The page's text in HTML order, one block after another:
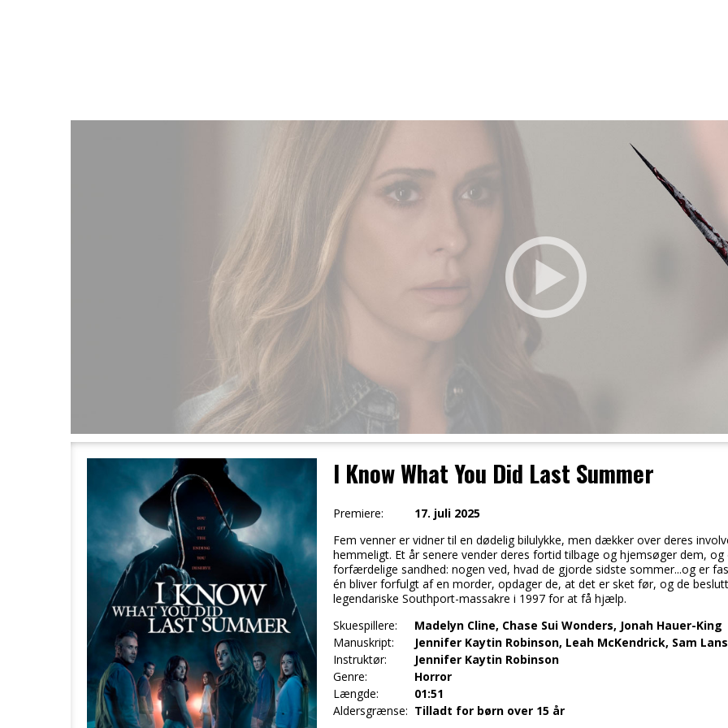
I Know What You Did Last Summer
Premiere:
17. juli 2025
Fem venner er vidner til en dødelig bilulykke, men dækker over deres
hemmeligt. Et år senere vender deres fortid tilbage og hjemsøger dem,
forfærdelige sandhed: nogen ved, hvad de gjorde sidste sommer...og er
én bliver forfulgt af en morder, opdager de, at det er sket før, og de
legendariske Southport-massakre i 1997 for at få hjælp.
Skuespillere:
Madelyn Cline, Chase Sui Wonders, Jonah Hauer-King
Manuskript:
Jennifer Kaytin Robinson, Leah McKendrick, Sam
Instruktør:
Jennifer Kaytin Robinson
Genre:
Horror
Længde:
01:51
Aldersgrænse: Tilladt for børn over 15 år